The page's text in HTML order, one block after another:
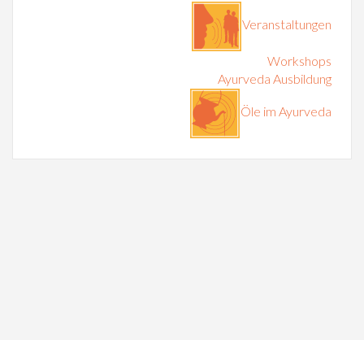
Veranstaltungen
Workshops
Ayurveda Ausbildung
Öle im Ayurveda